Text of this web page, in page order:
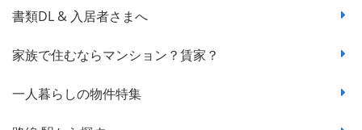
書類DL & 入居者さまへ
家族で住むならマンション？賃家？
一人暮らしの物件特集